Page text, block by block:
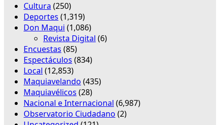
Cultura (250)
Deportes (1,319)
Don Maqui (1,086)
Revista Digital (6)
Encuestas (85)
Espectáculos (834)
Local (12,853)
Maquiavelando (435)
Maquiavélicos (28)
Nacional e Internacional (6,987)
Observatorio Ciudadano (2)